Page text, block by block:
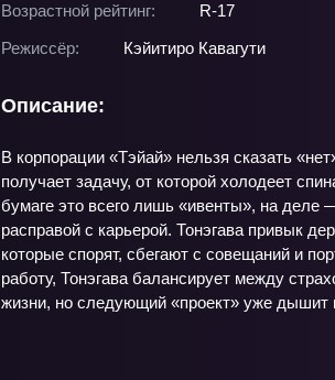
Возрастной рейтинг:
R-17
Режиссёр:
Кэйитиро Кавагути
Описание:
В корпорации «Тэйай» нельзя сказать
получает задачу, от которой холодеет
бумаге это всего лишь «ивенты», на деле
расправой с карьерой. Тонэгава привык
которые спорят, сбегают с совещаний и
работу, Тонэгава балансирует между
жизни, но следующий «проект» уже дышит